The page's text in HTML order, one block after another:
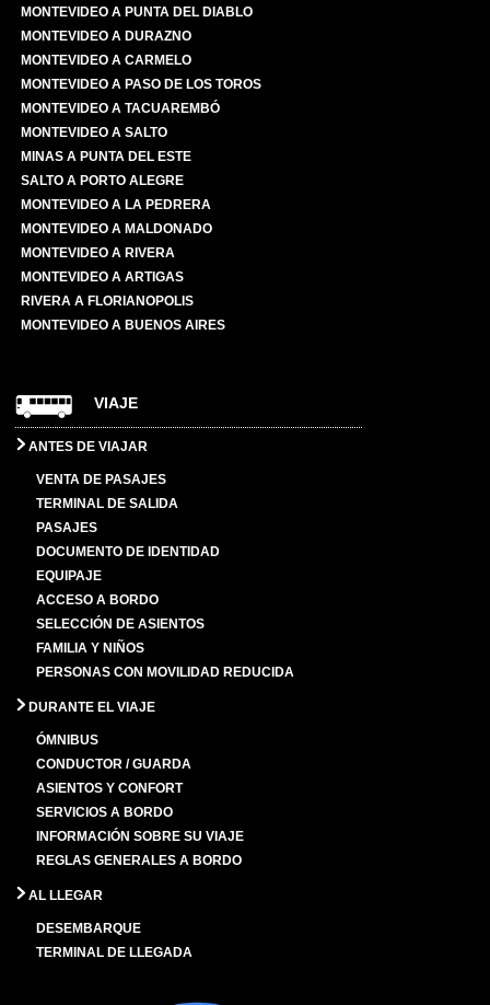
MONTEVIDEO A PUNTA DEL DIABLO
MONTEVIDEO A DURAZNO
MONTEVIDEO A CARMELO
MONTEVIDEO A PASO DE LOS TOROS
MONTEVIDEO A TACUAREMBÓ
MONTEVIDEO A SALTO
MINAS A PUNTA DEL ESTE
SALTO A PORTO ALEGRE
MONTEVIDEO A LA PEDRERA
MONTEVIDEO A MALDONADO
MONTEVIDEO A RIVERA
MONTEVIDEO A ARTIGAS
RIVERA A FLORIANOPOLIS
MONTEVIDEO A BUENOS AIRES
VIAJE
ANTES DE VIAJAR
VENTA DE PASAJES
TERMINAL DE SALIDA
PASAJES
DOCUMENTO DE IDENTIDAD
EQUIPAJE
ACCESO A BORDO
SELECCIÓN DE ASIENTOS
FAMILIA Y NIÑOS
PERSONAS CON MOVILIDAD REDUCIDA
DURANTE EL VIAJE
ÓMNIBUS
CONDUCTOR / GUARDA
ASIENTOS Y CONFORT
SERVICIOS A BORDO
INFORMACIÓN SOBRE SU VIAJE
REGLAS GENERALES A BORDO
AL LLEGAR
DESEMBARQUE
TERMINAL DE LLEGADA